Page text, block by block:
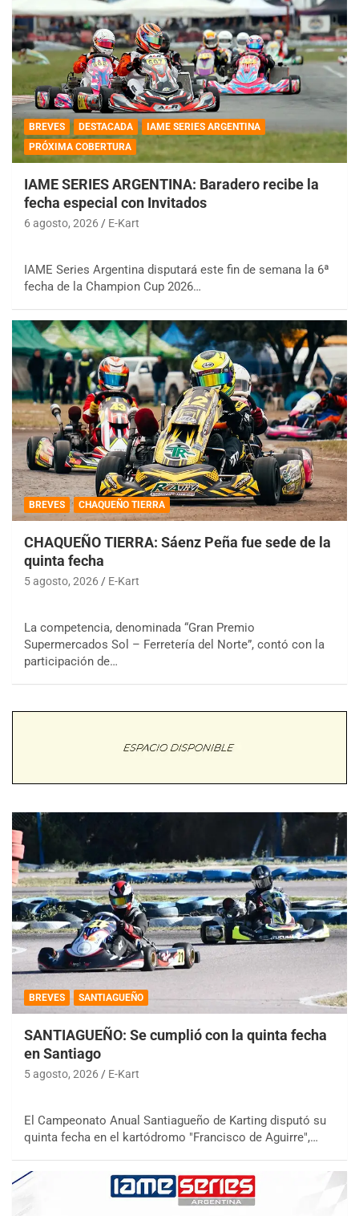
BREVES DESTACADA
IAME SERIES ARGENTINA
PRÓXIMA COBERTURA
IAME SERIES ARGENTINA: Baradero recibe la
fecha especial con Invitados
6 agosto, 2026 E-Kart
IAME Series Argentina disputará este fin de semana la 6ª
fecha de la Champion Cup 2026…
BREVES CHAQUEÑO TIERRA
CHAQUEÑO TIERRA: Sáenz Peña fue sede de la
quinta fecha
5 agosto, 2026 E-Kart
La competencia, denominada “Gran Premio
Supermercados Sol – Ferretería del Norte”, contó con la
participación de…
BREVES SANTIAGUEÑO
SANTIAGUEÑO: Se cumplió con la quinta fecha
en Santiago
5 agosto, 2026 E-Kart
El Campeonato Anual Santiagueño de Karting disputó su
quinta fecha en el kartódromo "Francisco de Aguirre",…